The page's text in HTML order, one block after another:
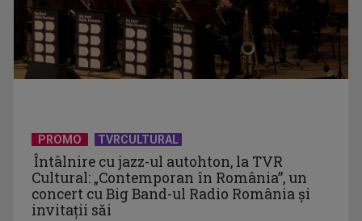
Protest de amploare al fermierilor în Capitală
PROMO TVRCULTURAL
Întâlnire cu jazz-ul autohton, la TVR
Cultural: „Contemporan în România”, un
concert cu Big Band-ul Radio România şi
invitaţii săi